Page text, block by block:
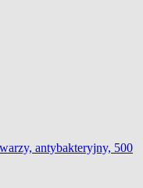
antybakteryjny, 500